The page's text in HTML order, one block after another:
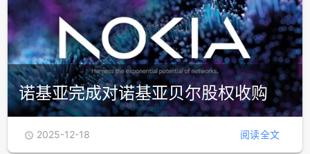
诺基亚完成对诺基亚贝尔股权收购
 2025-12-18 阅读全文